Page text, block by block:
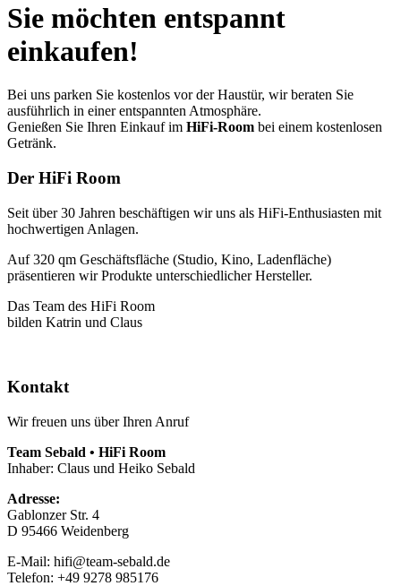
Sie möchten entspannt
einkaufen!
Bei uns parken Sie kostenlos vor der Haustür, wir beraten Sie
ausführlich in einer entspannten Atmosphäre.
Genießen Sie Ihren Einkauf im HiFi-Room bei einem kostenlosen
Getränk.
Der HiFi Room
Seit über 30 Jahren beschäftigen wir uns als HiFi-Enthusiasten mit
hochwertigen Anlagen.
Auf 320 qm Geschäftsfläche (Studio, Kino, Ladenfläche)
präsentieren wir Produkte unterschiedlicher Hersteller.
Das Team des HiFi Room
bilden Katrin und Claus
Kontakt
Wir freuen uns über Ihren Anruf
Team Sebald • HiFi Room
Inhaber: Claus und Heiko Sebald
Adresse:
Gablonzer Str. 4
D 95466 Weidenberg
E-Mail: hifi@team-sebald.de
Telefon: +49 9278 985176